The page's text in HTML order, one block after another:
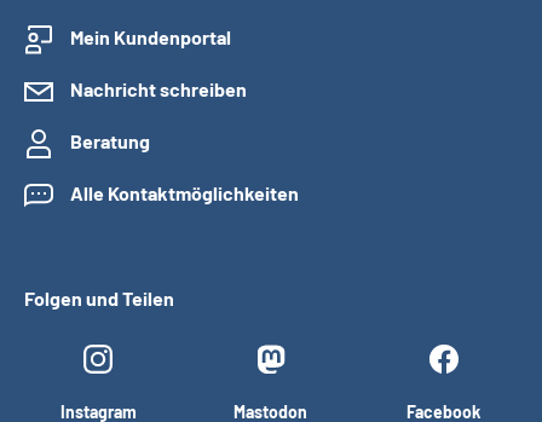
Mein Kundenportal
Nachricht schreiben
Beratung
Alle Kontaktmöglichkeiten
Folgen und Teilen
Instagram Mastodon Facebook